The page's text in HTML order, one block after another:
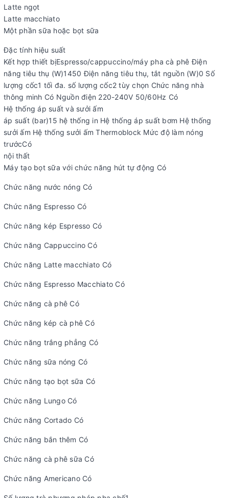
Latte ngọt
Latte macchiato
Một phần sữa hoặc bọt sữa
Đặc tính hiệu suất
Kết hợp thiết bịEspresso/cappuccino/máy pha cà phê Điện
năng tiêu thụ (W)1450 Điện năng tiêu thụ, tắt nguồn (W)0 Số
lượng cốc1 tối đa. số lượng cốc2 tùy chọn Chức năng nhà
thông minh Có Nguồn điện 220-240V 50/60Hz Có
Hệ thống áp suất và sưởi ấm
áp suất (bar)15 hệ thống in Hệ thống áp suất bơm Hệ thống
sưởi ấm Hệ thống sưởi ấm Thermoblock Mức độ làm nóng
trướcCó
nội thất
Máy tạo bọt sữa với chức năng hút tự động Có
Chức năng nước nóng Có
Chức năng Espresso Có
Chức năng kép Espresso Có
Chức năng Cappuccino Có
Chức năng Latte macchiato Có
Chức năng Espresso Macchiato Có
Chức năng cà phê Có
Chức năng kép cà phê Có
Chức năng trắng phẳng Có
Chức năng sữa nóng Có
Chức năng tạo bọt sữa Có
Chức năng Lungo Có
Chức năng Cortado Có
Chức năng bắn thêm Có
Chức năng cà phê sữa Có
Chức năng Americano Có